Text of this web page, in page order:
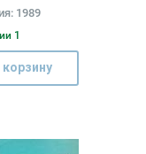
1989
1
корзину